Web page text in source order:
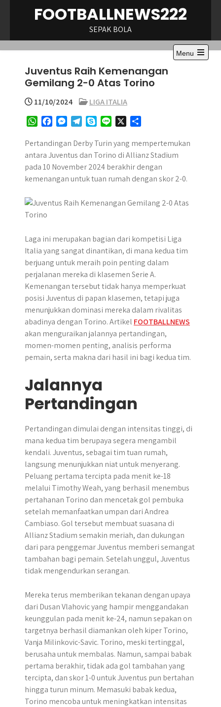
FOOTBALLNEWS222
SEPAK BOLA
Menu
Open
Juventus Raih Kemenangan
Gemilang 2-0 Atas Torino
11/10/2024
LIGA ITALIA
W
a
t
s
A
c
e
b
o
s
s
e
n
r
l
e
g
r
y
p
e
n
e
a
r
e
Pertandingan Derby Turin yang mempertemukan
antara Juventus dan Torino di Allianz Stadium
pada 10 November 2024 berakhir dengan
kemenangan untuk tuan rumah dengan skor 2-0.
Laga ini merupakan bagian dari kompetisi Liga
Italia yang sangat dinantikan, di mana kedua tim
berjuang untuk meraih poin penting dalam
perjalanan mereka di klasemen Serie A. ​
Kemenangan tersebut tidak hanya memperkuat
posisi Juventus di papan klasemen, tetapi juga
menunjukkan dominasi mereka dalam rivalitas
abadinya dengan Torino.​ Artikel FOOTBALLNEWS
akan menguraikan jalannya pertandingan,
momen-momen penting, analisis performa
pemain, serta makna dari hasil ini bagi kedua tim.
Jalannya
Pertandingan
Pertandingan dimulai dengan intensitas tinggi, di
mana kedua tim berupaya segera mengambil
kendali. Juventus, sebagai tim tuan rumah,
langsung menunjukkan niat untuk menyerang.
Peluang pertama tercipta pada menit ke-18
melalui Timothy Weah, yang berhasil menembus
pertahanan Torino dan mencetak gol pembuka
setelah memanfaatkan umpan dari Andrea
Cambiaso. Gol tersebut membuat suasana di
Allianz Stadium semakin meriah, dan dukungan
dari para penggemar Juventus memberi semangat
tambahan bagi pemain. Setelah unggul, Juventus
tidak mengendurkan serangan.
Mereka terus memberikan tekanan dengan upaya
dari Dusan Vlahovic yang hampir menggandakan
keunggulan pada menit ke-24, namun sepakan on
targetnya berhasil diamankan oleh kiper Torino,
Vanja Milinkovic-Savic. Torino, meski tertinggal,
berusaha untuk membalas. Namun, sampai babak
pertama berakhir, tidak ada gol tambahan yang
tercipta, dan skor 1-0 untuk Juventus pun bertahan
hingga turun minum. Memasuki babak kedua,
Torino mencoba untuk meningkatkan intensitas